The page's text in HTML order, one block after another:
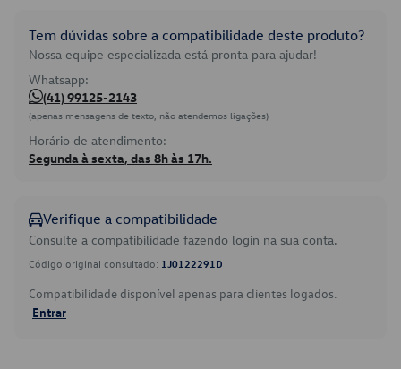
Tem dúvidas sobre a compatibilidade deste produto?
Nossa equipe especializada está pronta para ajudar!
Whatsapp:
(41) 99125-2143
(apenas mensagens de texto, não atendemos ligações)
Horário de atendimento:
Segunda à sexta, das 8h às 17h.
Verifique a compatibilidade
Consulte a compatibilidade fazendo login na sua conta.
Código original consultado: 1J0122291D
Compatibilidade disponível apenas para clientes logados.
Entrar